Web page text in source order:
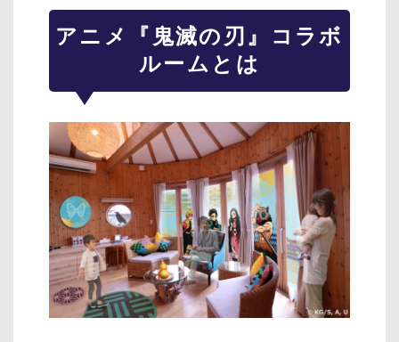
アニメ『鬼滅の刃』コラボ
ルームとは